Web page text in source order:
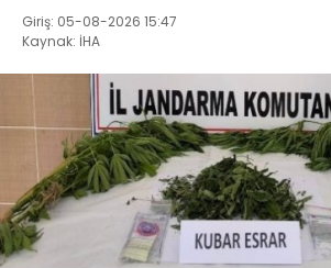
Giriş: 05-08-2026 15:47
Kaynak: İHA